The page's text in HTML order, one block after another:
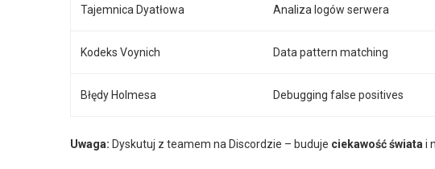
Tajemnica Dyatłowa Analiza logów serwera
Kodeks Voynich Data pattern matching
Błędy Holmesa Debugging false positives
Uwaga: Dyskutuj z teamem na Discordzie – buduje ciekawość świata i